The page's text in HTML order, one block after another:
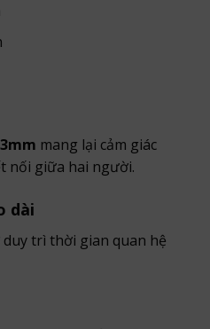
mang lại cảm giác
nối giữa hai người.
dài
trì thời gian quan hệ